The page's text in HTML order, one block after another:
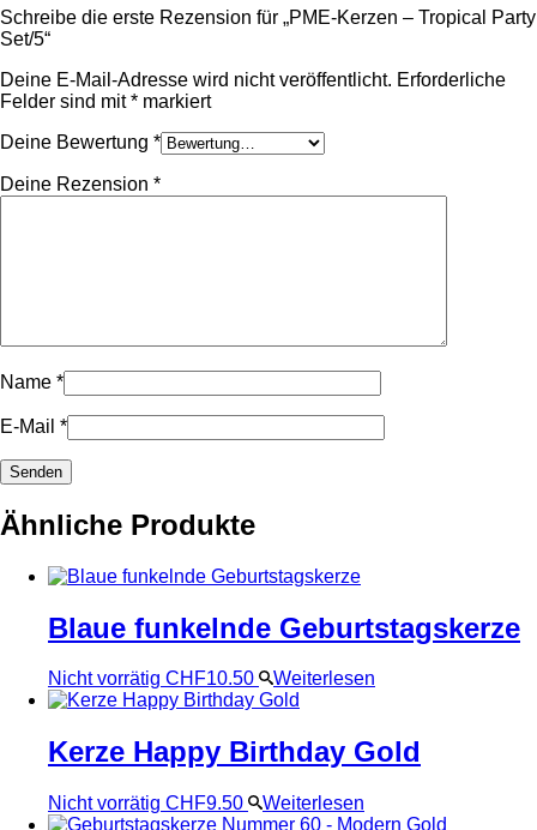
Schreibe die erste Rezension für „PME-Kerzen – Tropical Party
Set/5“
Deine E-Mail-Adresse wird nicht veröffentlicht. Erforderliche
Felder sind mit* markiert
Deine Bewertung *
Deine Rezension *
Name *
E-Mail *
Ähnliche Produkte
Blaue funkelnde Geburtstagskerze
Nicht vorrätig CHF10.50 Weiterlesen
Kerze Happy Birthday Gold
Nicht vorrätig CHF9.50 Weiterlesen